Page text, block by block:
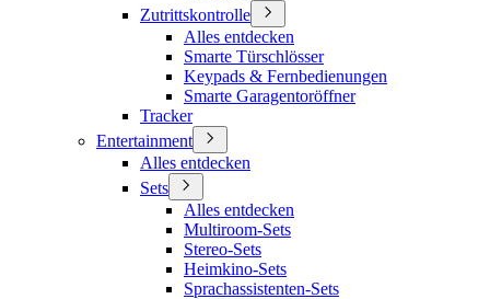
Zutrittskontrolle
Alles entdecken
Smarte Türschlösser
Keypads & Fernbedienungen
Smarte Garagentoröffner
Tracker
Entertainment
Alles entdecken
Sets
Alles entdecken
Multiroom-Sets
Stereo-Sets
Heimkino-Sets
Sprachassistenten-Sets